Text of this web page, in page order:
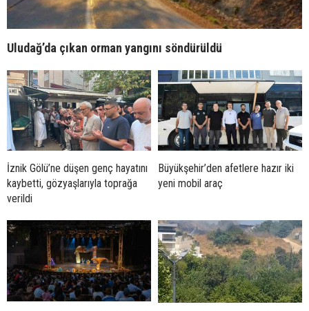
Uludağ’da çıkan orman yangını söndürüldü
İznik Gölü’ne düşen genç hayatını
kaybetti, gözyaşlarıyla toprağa
verildi
Büyükşehir’den afetlere hazır iki
yeni mobil araç